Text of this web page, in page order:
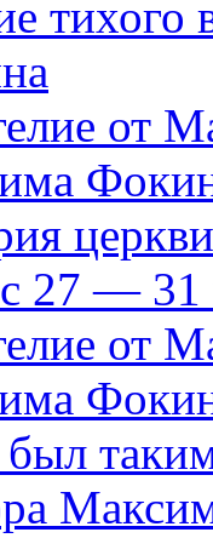
тихого
от
27 — 31
от